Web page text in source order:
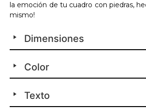
la emoción de tu cuadro con piedras,
mismo!
Dimensiones
Color
Texto